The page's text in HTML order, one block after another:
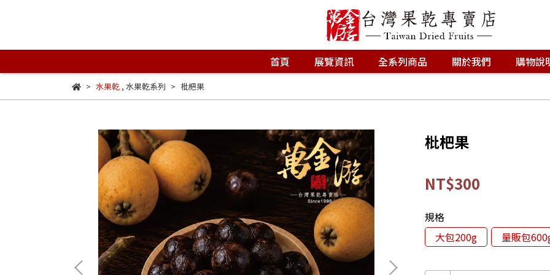
首頁 展覽資訊 全系列商品 關於我們 購物說
水果乾, 水果乾系列 枇杷果
枇杷果
NT$300
規格
大包200g
量販包